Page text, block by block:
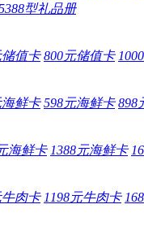
型礼品册
值卡 800元储值卡
鲜卡 598元海鲜卡 898
海鲜卡 1388元海鲜卡
肉卡 1198元牛肉卡